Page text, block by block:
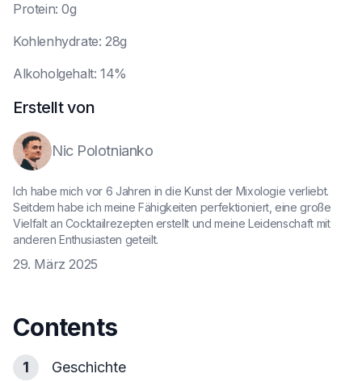
Protein: 0g
Kohlenhydrate: 28g
Alkoholgehalt: 14%
Erstellt von
Nic Polotnianko
Ich habe mich vor 6 Jahren in die Kunst der Mixologie verliebt.
Seitdem habe ich meine Fähigkeiten perfektioniert, eine große
Vielfalt an Cocktailrezepten erstellt und meine Leidenschaft mit
anderen Enthusiasten geteilt.
29. März 2025
Contents
1 Geschichte